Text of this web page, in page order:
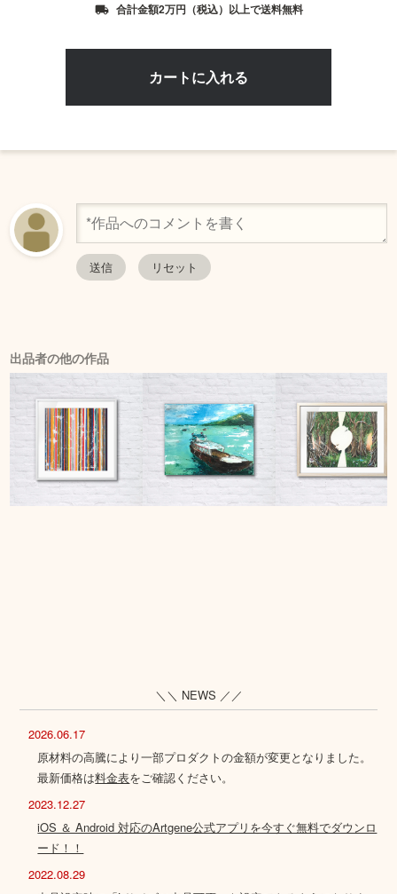
local_shipping 合計金額2万円（税込）以上で送料無料
出品者の他の作品
＼＼ NEWS ／／
2026.06.17
原材料の高騰により一部プロダクトの金額が変更となりました。
最新価格は料金表をご確認ください。
2023.12.27
iOS ＆ Android 対応のArtgene公式アプリを今すぐ無料でダウンロ
ード！！
2022.08.29